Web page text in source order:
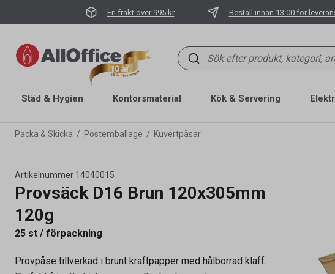
Fri frakt över 995 kr Beställ innan 13:00 för
Städ & Hygien Kontorsmaterial Kök & Servering
Packa & Skicka Postemballage Kuvertpåsar
Artikelnummer 14040015
Provsäck D16 Brun 120x305mm
120g
25 st / förpackning
Provpåse tillverkad i brunt kraftpapper med hålborrad klaff.
Artikelnummer
Vikt
Hålat / Ohålat Ohålat